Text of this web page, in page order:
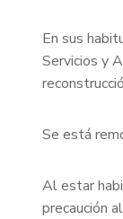
En sus
Servicios y
Se está
Al estar
precaución